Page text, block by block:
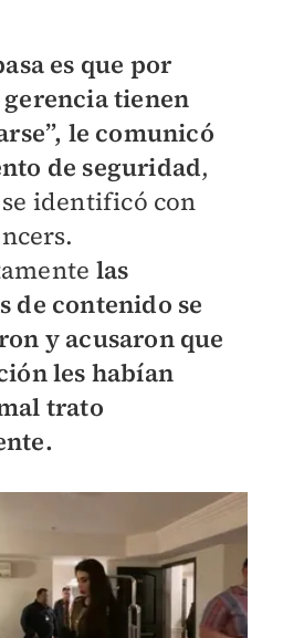
es que por
tienen
le comunicó
de seguridad,
identificó con
las
de contenido se
y acusaron que
les habían
trato